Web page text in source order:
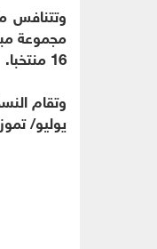
16 منتخبا.
يوليو/ تموز 2026 بمشاركة 48 منتخبا للمرة الأولى.